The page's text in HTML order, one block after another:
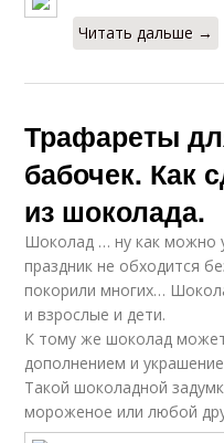
Читать дальше →
Трафареты
бабочек. Как
из шоколада.
Шоколад … ну как можно
праздник не обходится
покорили многих…
и взрослые и дети.
К тому же шоколад
дополнением и
Такой шоколадной
мороженое или любой